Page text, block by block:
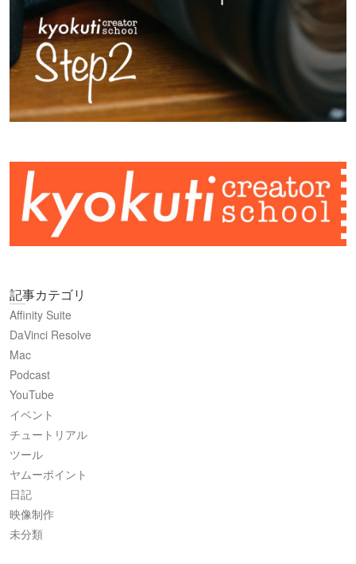
記事カテゴリ
Affinity Suite
DaVinci Resolve
Mac
Podcast
YouTube
イベント
チュートリアル
ツール
ヤムーポイント
日記
映像制作
未分類